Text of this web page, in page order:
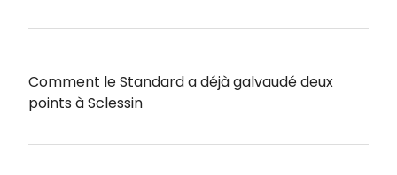
Comment le Standard a déjà galvaudé deux
points à Sclessin